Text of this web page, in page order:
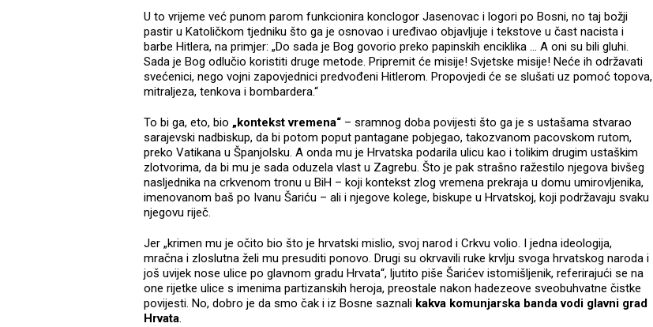
U to vrijeme već punom parom funkcionira konclogor Jasenovac i logori po Bosni, no taj božji
pastir u Katoličkom tjedniku što ga je osnovao i uređivao objavljuje i tekstove u čast nacista i
barbe Hitlera, na primjer: „Do sada je Bog govorio preko papinskih enciklika … A oni su bili gluhi.
Sada je Bog odlučio koristiti druge metode. Pripremit će misije! Svjetske misije! Neće ih održavati
svećenici, nego vojni zapovjednici predvođeni Hitlerom. Propovjedi će se slušati uz pomoć topova,
mitraljeza, tenkova i bombardera.“
To bi ga, eto, bio „kontekst vremena“ – sramnog doba povijesti što ga je s ustašama stvarao
sarajevski nadbiskup, da bi potom poput pantagane pobjegao, takozvanom pacovskom rutom,
preko Vatikana u Španjolsku. A onda mu je Hrvatska podarila ulicu kao i tolikim drugim ustaškim
zlotvorima, da bi mu je sada oduzela vlast u Zagrebu. Što je pak strašno ražestilo njegova bivšeg
nasljednika na crkvenom tronu u BiH – koji kontekst zlog vremena prekraja u domu umirovljenika,
imenovanom baš po Ivanu Šariću – ali i njegove kolege, biskupe u Hrvatskoj, koji podržavaju svaku
njegovu riječ.
Jer „krimen mu je očito bio što je hrvatski mislio, svoj narod i Crkvu volio. I jedna ideologija,
mračna i zloslutna želi mu presuditi ponovo. Drugi su okrvavili ruke krvlju svoga hrvatskog naroda i
još uvijek nose ulice po glavnom gradu Hrvata“, ljutito piše Šarićev istomišljenik, referirajući se na
one rijetke ulice s imenima partizanskih heroja, preostale nakon hadezeove sveobuhvatne čistke
povijesti. No, dobro je da smo čak i iz Bosne saznali kakva komunjarska banda vodi glavni grad
Hrvata.